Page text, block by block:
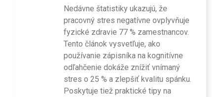
Nedávne štatistiky ukazujú, že
pracovný stres negatívne ovplyvňuje
fyzické zdravie 77 % zamestnancov.
Tento článok vysvetľuje, ako
používanie zápisníka na kognitívne
odľahčenie dokáže znížiť vnímaný
stres o 25 % a zlepšiť kvalitu spánku.
Poskytuje tiež praktické tipy na